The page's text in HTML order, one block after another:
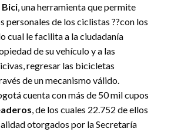
, una herramienta que permite
personales de los ciclistas ??con los
cual le facilita a la ciudadanía
de su vehículo y a las
regresar las bicicletas
de un mecanismo válido.
cuenta con más de 50 mil cupos
, de los cuales 22.752 de ellos
otorgados por la Secretaría